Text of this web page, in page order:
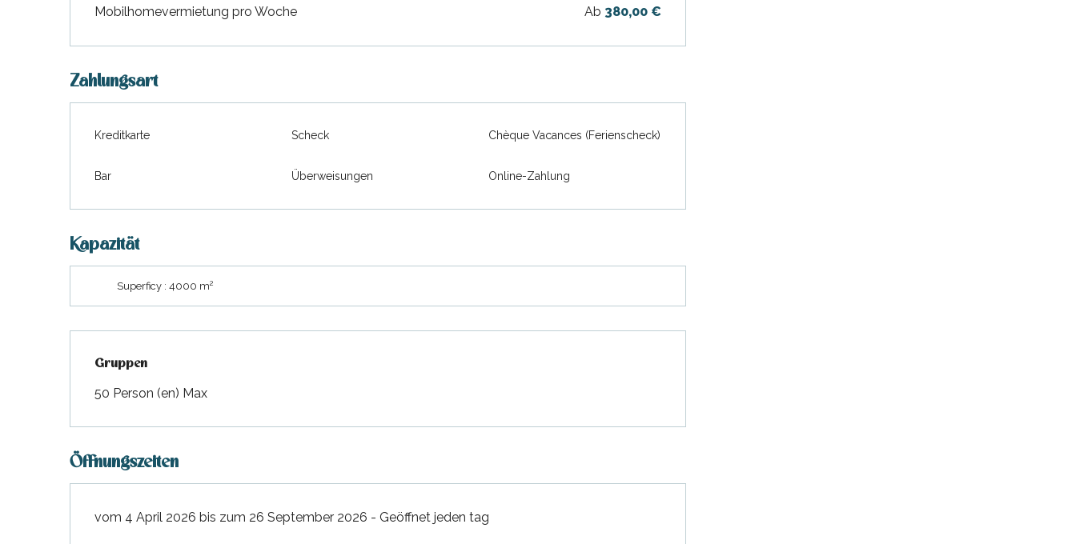
Mobilhomevermietung pro Woche Ab 380,00 €
Zahlungsart
Kreditkarte Scheck Chèque Vacances (Ferienscheck)
Bar Überweisungen Online-Zahlung
Kapazität
Superficy : 4000 m2
Gruppen
Gruppen
50 Person (en) Max
Öffnungszeiten
vom 4 April 2026 bis zum 26 September 2026 - Geöffnet jeden tag